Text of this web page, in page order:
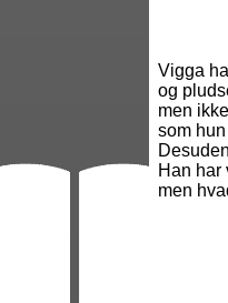
Vigga
og
men
som
Han har
men